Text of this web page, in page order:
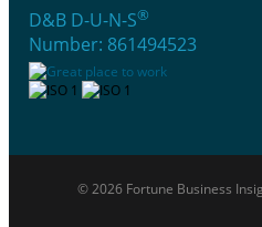
D&B D-U-N-S®
Number: 861494523
© 2026 Fortune Business